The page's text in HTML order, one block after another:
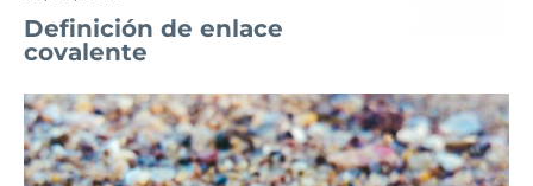
Definición de enlace
covalente